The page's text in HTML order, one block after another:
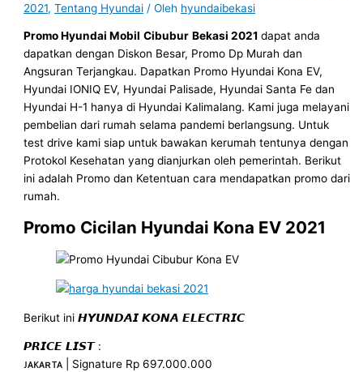
2021,Tentang Hyundai / Oleh hyundaibekasi
Promo Hyundai Mobil Cibubur Bekasi 2021dapat anda
dapatkan dengan Diskon Besar, Promo Dp Murah dan
Angsuran Terjangkau. Dapatkan Promo Hyundai Kona EV,
Hyundai IONIQ EV, Hyundai Palisade, Hyundai Santa Fe dan
Hyundai H-1 hanya di Hyundai Kalimalang. Kami juga melayani
pembelian dari rumah selama pandemi berlangsung. Untuk
test drive kami siap untuk bawakan kerumah tentunya dengan
Protokol Kesehatan yang dianjurkan oleh pemerintah. Berikut
ini adalah Promo dan Ketentuan cara mendapatkan promo dari
rumah.
Promo Cicilan Hyundai Kona EV 2021
Berikut ini 𝙃𝙔𝙐𝙉𝘿𝘼𝙄 𝙆𝙊𝙉𝘼 𝙀𝙇𝙀𝘾𝙏𝙍𝙄𝘾
𝙋𝙍𝙄𝘾𝙀 𝙇𝙄𝙎𝙏 :
ᴊᴀᴋᴀʀᴛᴀ | Signature Rp 697.000.000